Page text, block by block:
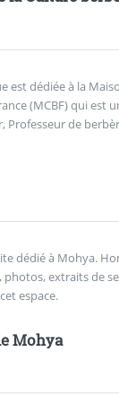
est dédiée à la
(MCBF) qui est
Professeur de
dédié à Mohya.
photos, extraits de
espace.
Mohya